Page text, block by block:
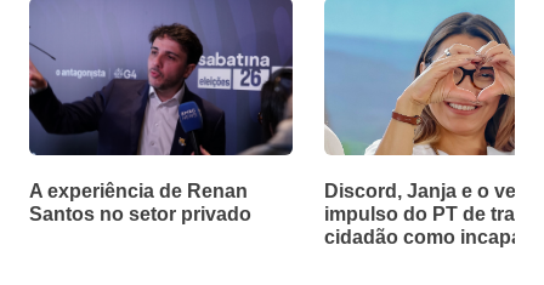
A experiência de Renan
Santos no setor privado
Discord, Janja e o velho
impulso do PT de tratar
cidadão como incapaz